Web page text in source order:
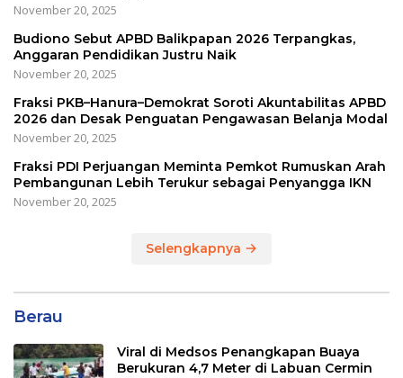
November 20, 2025
Budiono Sebut APBD Balikpapan 2026 Terpangkas,
Anggaran Pendidikan Justru Naik
November 20, 2025
Fraksi PKB–Hanura–Demokrat Soroti Akuntabilitas APBD
2026 dan Desak Penguatan Pengawasan Belanja Modal
November 20, 2025
Fraksi PDI Perjuangan Meminta Pemkot Rumuskan Arah
Pembangunan Lebih Terukur sebagai Penyangga IKN
November 20, 2025
Selengkapnya
Berau
Viral di Medsos Penangkapan Buaya
Berukuran 4,7 Meter di Labuan Cermin